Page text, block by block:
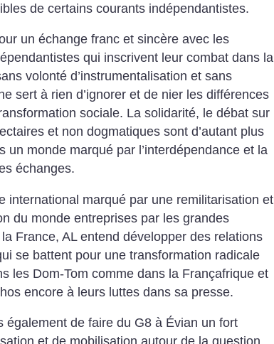
de certains courants indépendantistes.
un échange franc et sincère avec les
qui inscrivent leur combat dans la
volonté d’instrumentalisation et sans
sert à rien d’ignorer et de nier les différences
sociale. La solidarité, le débat sur
et non dogmatiques sont d’autant plus
un monde marqué par l’interdépendance et la
échanges.
international marqué par une remilitarisation et
du monde entreprises par les grandes
France, AL entend développer des relations
se battent pour une transformation radicale
les Dom-Tom comme dans la Françafrique et
encore à leurs luttes dans sa presse.
également de faire du G8 à Évian un fort